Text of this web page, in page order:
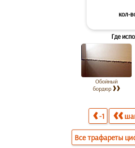
кол-
Где
Обойный
бордюр
-1
Все трафареты